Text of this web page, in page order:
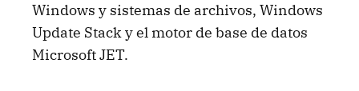
Windows y sistemas de archivos, Windows
Update Stack y el motor de base de datos
Microsoft JET.